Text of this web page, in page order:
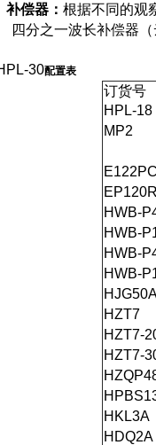
补偿器： 根据不同的观
四分之一波长补偿器
30配置表
订货号
HPL-18
MP2
HWB-
HWB-
HWB-
HWB-
HZT7
HZT7-
HZT7-
HKL3A
HDQ2A